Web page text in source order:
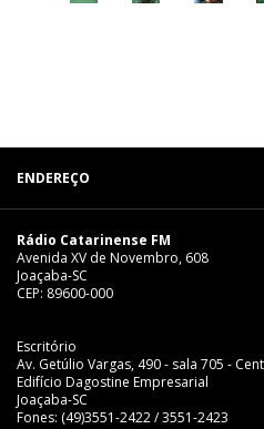
ENDEREÇO
Rádio Catarinense FM
Avenida XV de Novembro, 608
Joaçaba-SC
CEP: 89600-000
Escritório
Av. Getúlio Vargas, 490 - sala 705 -
Edifício Dagostine Empresarial
Joaçaba-SC
Fones: (49)3551-2422 / 3551-2423